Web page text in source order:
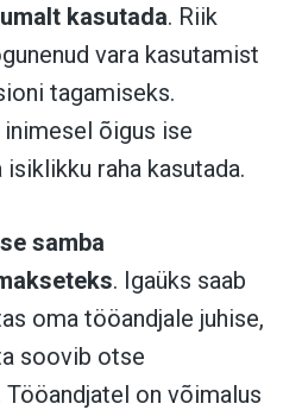
kasutada. Riik
vara kasutamist
tagamiseks.
inimesel õigus ise
raha kasutada.
samba
. Igaüks saab
oma tööandjale juhise,
soovib otse
on võimalus